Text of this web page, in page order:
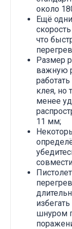
около
Ещё
что
Размер
важную
клея, но
менее
11 мм;
шнуром